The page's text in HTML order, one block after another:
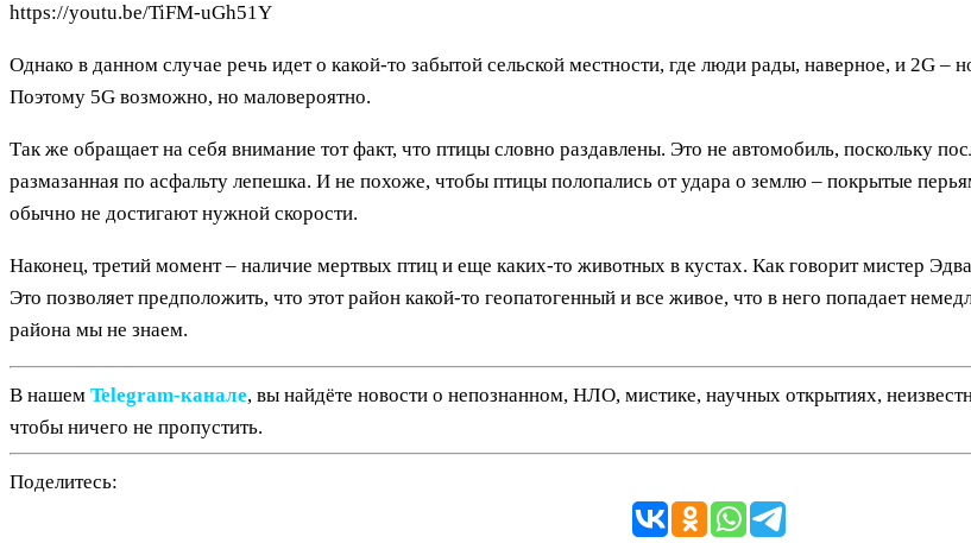
https://youtu.be/TiFM-uGh51Y
Однако в данном случае речь идет о какой-то забытой сельской местности, где люди рады, наверное, и 2G –
Поэтому 5G возможно, но маловероятно.
Так же обращает на себя внимание тот факт, что птицы словно раздавлены. Это не автомобиль, поскольку
размазанная по асфальту лепешка. И не похоже, чтобы птицы полопались от удара о землю – покрытые
обычно не достигают нужной скорости.
Наконец, третий момент – наличие мертвых птиц и еще каких-то животных в кустах. Как говорит мистер
Это позволяет предположить, что этот район какой-то геопатогенный и все живое, что в него попадает
района мы не знаем.
В нашем Telegram‑канале, вы найдёте новости о непознанном, НЛО, мистике, научных открытиях,
чтобы ничего не пропустить.
Поделитесь: